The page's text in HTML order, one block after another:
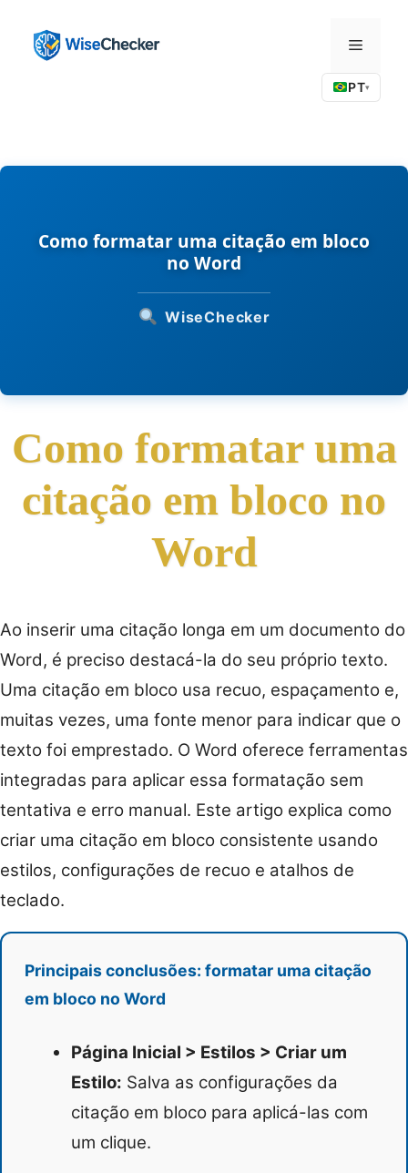
Menu
PT▾
Como formatar uma citação em bloco
no Word
WiseChecker
Como formatar uma
citação em bloco no
Word
Ao inserir uma citação longa em um documento do
Word, é preciso destacá-la do seu próprio texto.
Uma citação em bloco usa recuo, espaçamento e,
muitas vezes, uma fonte menor para indicar que o
texto foi emprestado. O Word oferece ferramentas
integradas para aplicar essa formatação sem
tentativa e erro manual. Este artigo explica como
criar uma citação em bloco consistente usando
estilos, configurações de recuo e atalhos de
teclado.
Principais conclusões: formatar uma citação
em bloco no Word
Página Inicial > Estilos > Criar um
Estilo: Salva as configurações da
citação em bloco para aplicá-las com
um clique.